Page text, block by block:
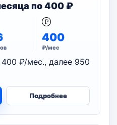
по 400 ₽
400
₽/мес
₽/мес., далее 950
Подробнее